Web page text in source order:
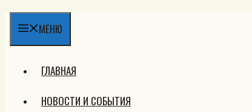
МЕНЮ
ГЛАВНАЯ
НОВОСТИ И СОБЫТИЯ